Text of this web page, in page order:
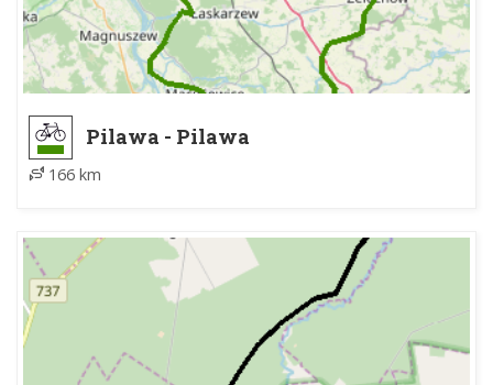
Pilawa - Pilawa
166 km